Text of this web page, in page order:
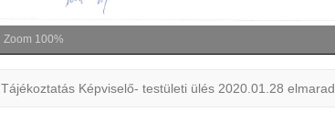
Zoom 100%
Tájékoztatás Képviselő- testületi ülés 2020.01.28 elmarad